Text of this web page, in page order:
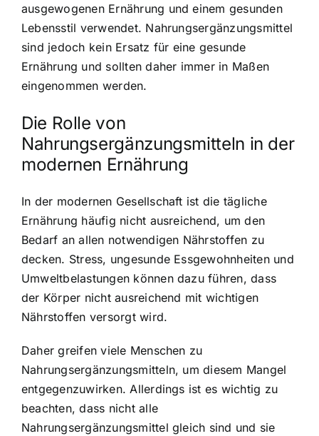
ausgewogenen Ernährung und einem gesunden
Lebensstil verwendet. Nahrungsergänzungsmittel
sind jedoch kein Ersatz für eine gesunde
Ernährung und sollten daher immer in Maßen
eingenommen werden.
Die Rolle von
Nahrungsergänzungsmitteln in der
modernen Ernährung
In der modernen Gesellschaft ist die tägliche
Ernährung häufig nicht ausreichend, um den
Bedarf an allen notwendigen Nährstoffen zu
decken. Stress, ungesunde Essgewohnheiten und
Umweltbelastungen können dazu führen, dass
der Körper nicht ausreichend mit wichtigen
Nährstoffen versorgt wird.
Daher greifen viele Menschen zu
Nahrungsergänzungsmitteln, um diesem Mangel
entgegenzuwirken. Allerdings ist es wichtig zu
beachten, dass nicht alle
Nahrungsergänzungsmittel gleich sind und sie